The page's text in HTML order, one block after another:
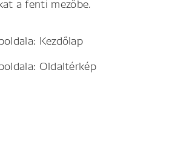
Kezdőlap
Oldaltérkép